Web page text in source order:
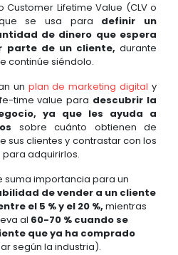
Lifetime Value (CLV o
se usa para definir un
de dinero que espera
parte de un cliente, durante
continúe siéndolo.
un plan de marketing digital y
time value para descubrir la
ya que les ayuda a
sobre cuánto obtienen de
sus clientes y contrastar con los
adquirirlos.
suma importancia para un
de vender a un cliente
el 5 % y el 20 %, mientras
al 60-70 % cuando se
que ya ha comprado
según la industria).